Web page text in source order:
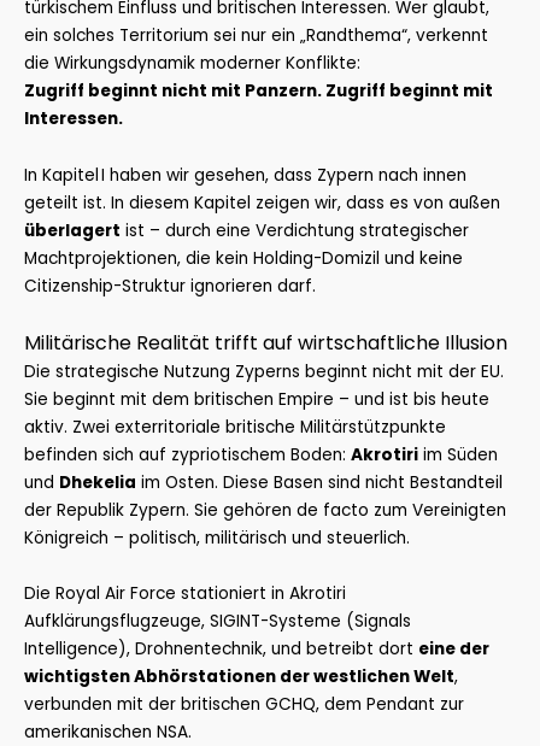
türkischem Einfluss und britischen Interessen. Wer glaubt,
ein solches Territorium sei nur ein „Randthema“, verkennt
die Wirkungsdynamik moderner Konflikte:
Zugriff beginnt nicht mit Panzern. Zugriff beginnt mit
Interessen.
In Kapitel I haben wir gesehen, dass Zypern nach innen
geteilt ist. In diesem Kapitel zeigen wir, dass es von außen
überlagert ist – durch eine Verdichtung strategischer
Machtprojektionen, die kein Holding-Domizil und keine
Citizenship-Struktur ignorieren darf.
Militärische Realität trifft auf wirtschaftliche Illusion
Die strategische Nutzung Zyperns beginnt nicht mit der EU.
Sie beginnt mit dem britischen Empire – und ist bis heute
aktiv. Zwei exterritoriale britische Militärstützpunkte
befinden sich auf zypriotischem Boden: Akrotiri im Süden
und Dhekelia im Osten. Diese Basen sind nicht Bestandteil
der Republik Zypern. Sie gehören de facto zum Vereinigten
Königreich – politisch, militärisch und steuerlich.
Die Royal Air Force stationiert in Akrotiri
Aufklärungsflugzeuge, SIGINT-Systeme (Signals
Intelligence), Drohnentechnik, und betreibt dort eine der
wichtigsten Abhörstationen der westlichen Welt,
verbunden mit der britischen GCHQ, dem Pendant zur
amerikanischen NSA.